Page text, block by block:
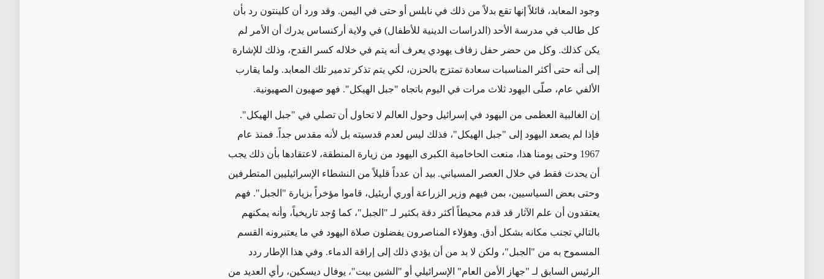
وجود المعابد، قائلاً إنها تقع بدلاً من ذلك في نابلس أو حتى في اليمن. وقد ورد أن كلينتون رد بأن
كل طالب في مدرسة الأحد (الدراسات الدينية للأطفال) في ولاية أركنساس يدرك أن الأمر لم
يكن كذلك. وكل من حضر حفل زفاف يهودي يعرف أنه يتم في خلاله كسر القدح، وذلك للإشارة
إلى أنه حتى أكثر المناسبات سعادة تمتزج بالحزن، لكي يتم تذكر تدمير تلك المعابد. ولما يقارب
الألفي عام، صلّى اليهود ثلاث مرات في اليوم باتجاه "جبل الهيكل". فهو صهيون الصهيونية.
إن الغالبية العظمى من اليهود في إسرائيل وحول العالم لا تحاول أن تصلي في "جبل الهيكل".
فإذا لم يصعد اليهود إلى "جبل الهيكل"، فذلك ليس لعدم قدسيته بل لأنه مقدس جداً. فمنذ عام
1967 وحتى يومنا هذا، منعت الحاخامية الكبرى اليهود من زيارة المنطقة، لاعتقادها بأن ذلك يجب
أن يحدث فقط في خلال العصر المسياني. بيد أن عدداً قليلاً من النشطاء الإسرائيليين المتطرفين
وحتى بعض السياسيين، بمن فيهم وزير الزراعة أوري أريئيل، قاموا مؤخراً بزيارة "الجبل". فهم
يعتقدون أن علم الآثار قد قدم محيطاً أكثر دقة بكثير لـ "الجبل"، كما وُجد تاريخياً، وأنه يمكنهم
بالتالي تجنب مكانه بشكل أدق. وهؤلاء المناصرون يفضلون صلاة اليهود في ما يعتبرونه القسم
المسموح به من "الجبل"، ولكن لا بد من أن يؤدي ذلك إلى إراقة الدماء. وفي هذا الإطار ردد
الرئيس السابق لـ "جهاز الأمن العام" الإسرائيلي أو "الشين بيت"، يوفال ديسكين، رأي العديد من